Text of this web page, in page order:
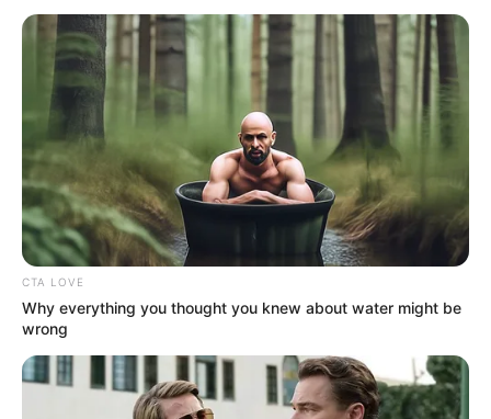
CTA LOVE
Why everything you thought you knew about water might be
wrong